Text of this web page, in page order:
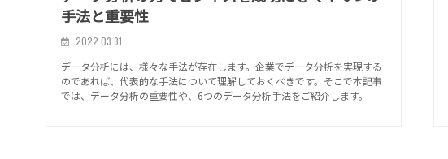
手法と重要性
2022.03.31
データ分析には、様々な手法が存在します。企業でデータ分析を実現する
のであれば、代表的な手法について理解しておくべきです。そこで本記事
では、データ分析の重要性や、6つのデータ分析手法をご紹介します。